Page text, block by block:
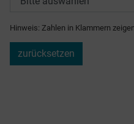
Hinweis: Zahlen in Klammern
zurücksetzen